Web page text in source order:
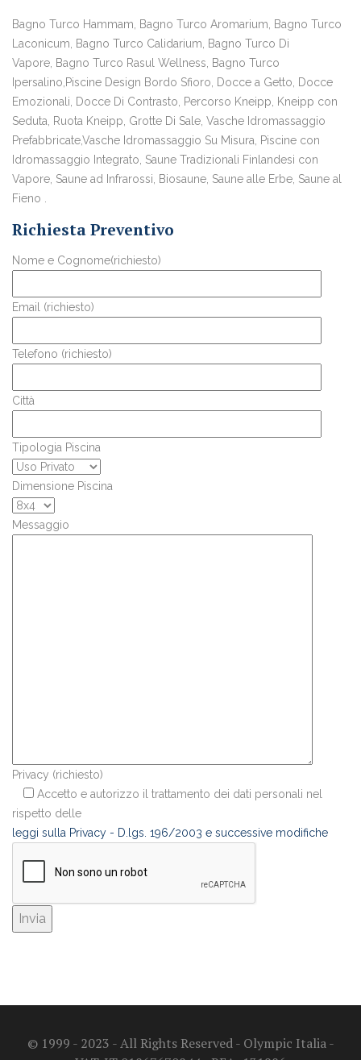
Bagno Turco Hammam, Bagno Turco Aromarium, Bagno Turco
Laconicum, Bagno Turco Calidarium, Bagno Turco Di
Vapore, Bagno Turco Rasul Wellness, Bagno Turco
Ipersalino,Piscine Design Bordo Sfioro, Docce a Getto, Docce
Emozionali, Docce Di Contrasto, Percorso Kneipp, Kneipp con
Seduta, Ruota Kneipp, Grotte Di Sale, Vasche Idromassaggio
Prefabbricate,Vasche Idromassaggio Su Misura, Piscine con
Idromassaggio Integrato, Saune Tradizionali Finlandesi con
Vapore, Saune ad Infrarossi, Biosaune, Saune alle Erbe, Saune al
Fieno .
Richiesta Preventivo
Nome e Cognome(richiesto)
Email (richiesto)
Telefono (richiesto)
Città
Tipologia Piscina
Dimensione Piscina
Messaggio
Privacy (richiesto)
Accetto e autorizzo il trattamento dei dati personali nel
rispetto delle
leggi sulla Privacy - D.lgs. 196/2003 e successive modifiche
© 1999 - 2023 - All Rights Reserved - Olympic Italia -